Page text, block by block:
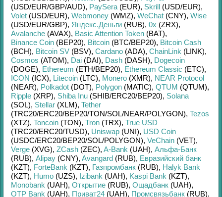
(USD/EUR/GBP/AUD), PaySera (EUR), Skrill (USD/EUR),
Volet (USD/EUR), Webmoney (WMZ), WeChat (CNY), Wise
(USD/EUR/GBP), Яндекс.Деньги (RUB), 0x (ZRX),
Avalanche (AVAX), Basic Attention Token (BAT),
Binance Coin (BEP20), Bitcoin (BTC/BEP20), Bitcoin Cash
(BCH), Bitcoin SV (BSV), Cardano (ADA), ChainLink (LINK),
Cosmos (ATOM), Dai (DAI), Dash (DASH), Dogecoin
(DOGE), Ethereum (ETH/BEP20), Ethereum Classic (ETC),
ICON (ICX), Litecoin (LTC), Monero (XMR), NEAR Protocol
(NEAR), Polkadot (DOT), Polygon (MATIC), QTUM (QTUM),
Ripple (XRP), Shiba Inu (SHIB/ERC20/BEP20), Solana
(SOL), Stellar (XLM), Tether
(TRC20/ERC20/BEP20/TON/SOL/NEAR/POLYGON), Tezos
(XTZ), Toncoin (TON), Tron (TRX), True USD
(TRC20/ERC20/TUSD), Uniswap (UNI), USD Coin
(USDC/ERC20/BEP20/SOL/POLYGON), VeChain (VET),
Verge (XVG), ZCash (ZEC), A-Bank (UAH), Альфа-Банк
(RUB), Alipay (CNY), Avangard (RUB), Евразийский банк
(KZT), ForteBank (KZT), Газпромбанк (RUB), Halyk Bank
(KZT), Humo (UZS), Izibank (UAH), Kaspi Bank (KZT),
Monobank (UAH), Открытие (RUB), Ощадбанк (UAH),
OTP Bank (UAH), Приват24 (UAH), Промсвязьбанк (RUB),